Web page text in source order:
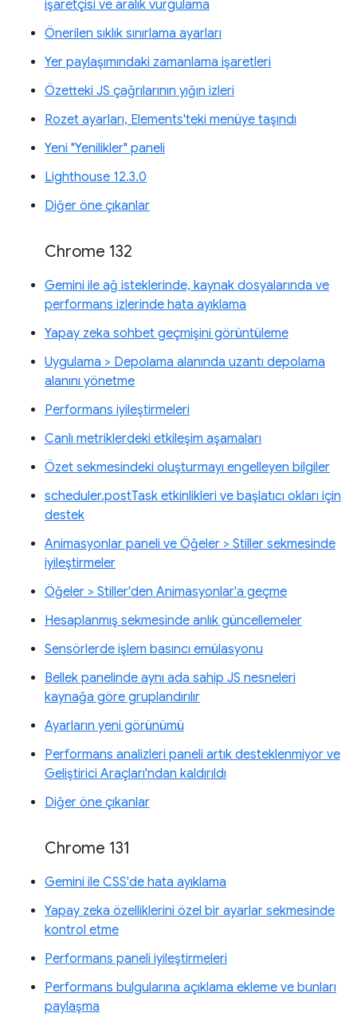
işaretçisi ve aralık vurgulama
Önerilen sıklık sınırlama ayarları
Yer paylaşımındaki zamanlama işaretleri
Özetteki JS çağrılarının yığın izleri
Rozet ayarları, Elements'teki menüye taşındı
Yeni "Yenilikler" paneli
Lighthouse 12.3.0
Diğer öne çıkanlar
Chrome 132
Gemini ile ağ isteklerinde, kaynak dosyalarında ve
performans izlerinde hata ayıklama
Yapay zeka sohbet geçmişini görüntüleme
Uygulama > Depolama alanında uzantı depolama
alanını yönetme
Performans iyileştirmeleri
Canlı metriklerdeki etkileşim aşamaları
Özet sekmesindeki oluşturmayı engelleyen bilgiler
scheduler.postTask etkinlikleri ve başlatıcı okları için
destek
Animasyonlar paneli ve Öğeler > Stiller sekmesinde
iyileştirmeler
Öğeler > Stiller'den Animasyonlar'a geçme
Hesaplanmış sekmesinde anlık güncellemeler
Sensörlerde işlem basıncı emülasyonu
Bellek panelinde aynı ada sahip JS nesneleri
kaynağa göre gruplandırılır
Ayarların yeni görünümü
Performans analizleri paneli artık desteklenmiyor ve
Geliştirici Araçları'ndan kaldırıldı
Diğer öne çıkanlar
Chrome 131
Gemini ile CSS'de hata ayıklama
Yapay zeka özelliklerini özel bir ayarlar sekmesinde
kontrol etme
Performans paneli iyileştirmeleri
Performans bulgularına açıklama ekleme ve bunları
paylaşma